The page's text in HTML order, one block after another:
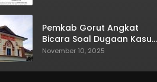
Pemkab Gorut Angkat
Bicara Soal Dugaan Kasus
Asusila Oknum ASN
November 10, 2025